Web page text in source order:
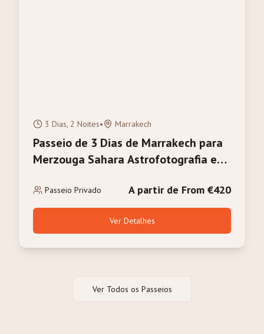
3 Dias, 2 Noites• Marrakech
Passeio de 3 Dias de Marrakech para
Merzouga Sahara Astrofotografia e
Passeio Privado A partir de From €420
Ver Detalhes
Ver Todos os Passeios